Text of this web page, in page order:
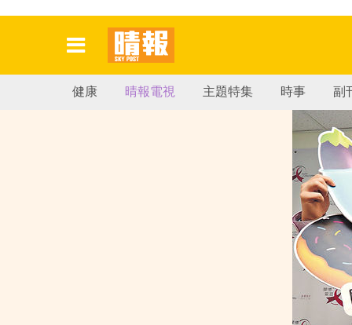
健康 晴報電視 主題特集 時事 副